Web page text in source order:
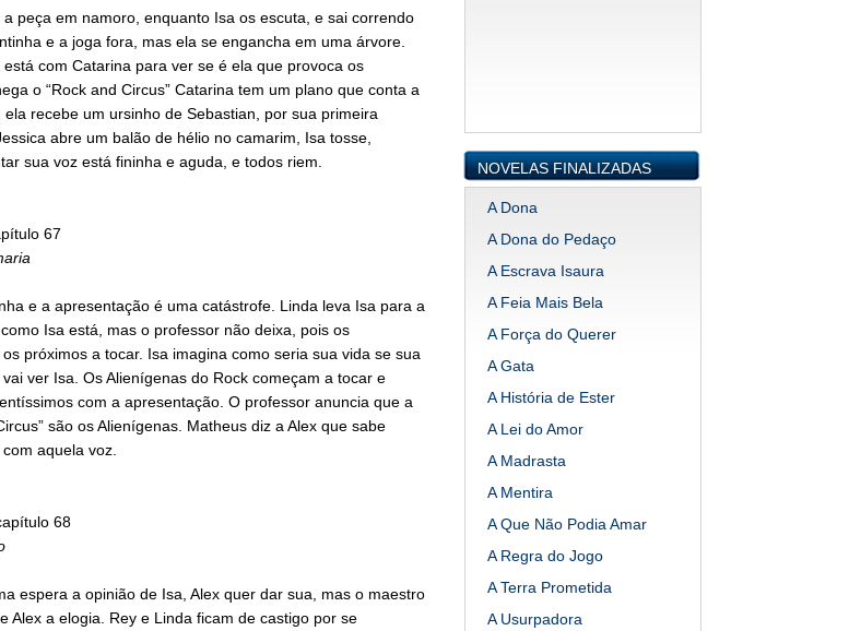
peça em namoro, enquanto Isa os escuta, e sai correndo
e a joga fora, mas ela se engancha em uma árvore.
com Catarina para ver se é ela que provoca os
o “Rock and Circus” Catarina tem um plano que conta a
recebe um ursinho de Sebastian, por sua primeira
abre um balão de hélio no camarim, Isa tosse,
sua voz está fininha e aguda, e todos riem.
67
e a apresentação é uma catástrofe. Linda leva Isa para a
Isa está, mas o professor não deixa, pois os
próximos a tocar. Isa imagina como seria sua vida se sua
ver Isa. Os Alienígenas do Rock começam a tocar e
com a apresentação. O professor anuncia que a
são os Alienígenas. Matheus diz a Alex que sabe
aquela voz.
68
espera a opinião de Isa, Alex quer dar sua, mas o maestro
Alex a elogia. Rey e Linda ficam de castigo por se
NOVELAS FINALIZADAS
A Dona
A Dona do Pedaço
A Escrava Isaura
A Feia Mais Bela
A Força do Querer
A Gata
A História de Ester
A Lei do Amor
A Madrasta
A Mentira
A Que Não Podia Amar
A Regra do Jogo
A Terra Prometida
A Usurpadora